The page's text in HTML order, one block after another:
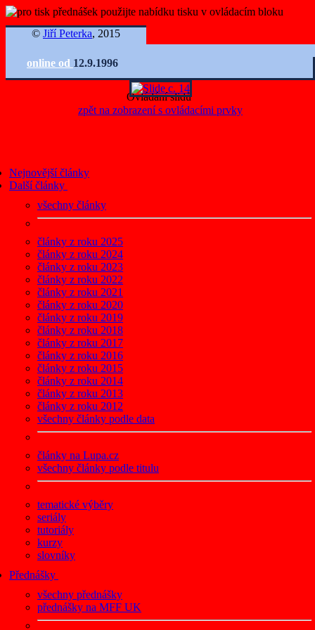
© Jiří Peterka, 2015
online od 12.9.1996
Ovládání slidů
Nejnovější články
Další články
všechny články
články z roku 2025
články z roku 2024
články z roku 2023
články z roku 2022
články z roku 2021
články z roku 2020
články z roku 2019
články z roku 2018
články z roku 2017
články z roku 2016
články z roku 2015
články z roku 2014
články z roku 2013
články z roku 2012
všechny články podle data
články na Lupa.cz
všechny články podle titulu
tematické výběry
seriály
tutoriály
kurzy
slovníky
Přednášky
všechny přednášky
přednášky na MFF UK
zpět na zobrazení s ovládacími prvky